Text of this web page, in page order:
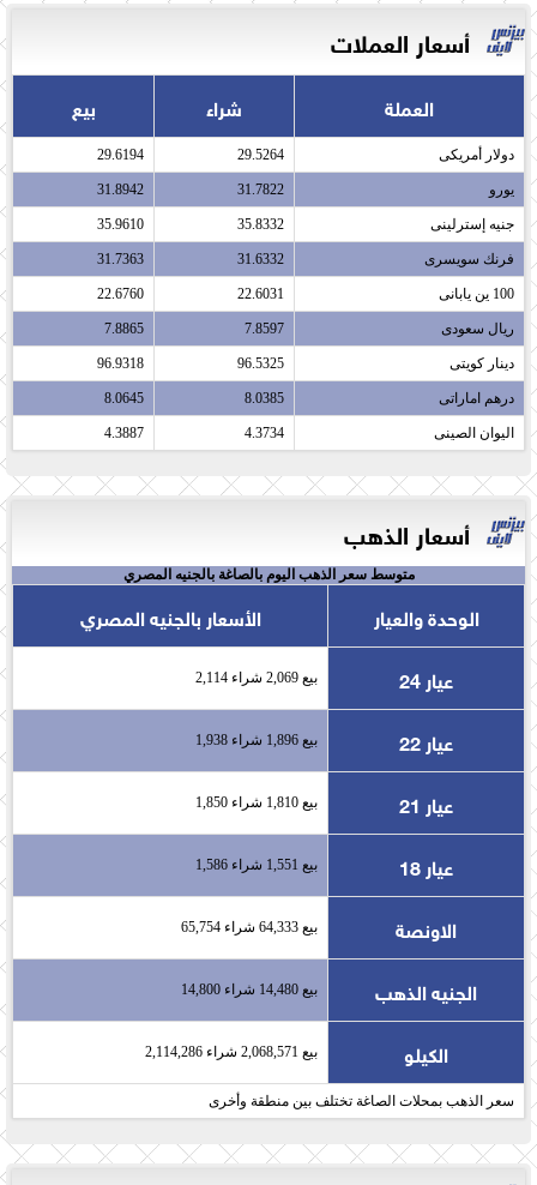
أسعار العملات
العملة شراء بيع
دولار أمريكى​ 29.5264
29.6194
يورو​ 31.7822
31.8942
جنيه إسترلينى​ 35.8332
35.9610
فرنك سويسرى​ 31.6332
31.7363
100 ين يابانى​ 22.6031
22.6760
ريال سعودى​ 7.8597
7.8865
دينار كويتى​ 96.5325
96.9318
درهم اماراتى​ 8.0385
8.0645
اليوان الصينى​ 4.3734
4.3887
أسعار الذهب
متوسط سعر الذهب اليوم بالصاغة بالجنيه المصري
الوحدة والعيار
الأسعار بالجنيه المصري
عيار 24
بيع 2,069 شراء 2,114
عيار 22 بيع 1,896 شراء 1,938
عيار 21 بيع 1,810 شراء 1,850
عيار 18 بيع 1,551 شراء 1,586
الاونصة بيع 64,333 شراء 65,754
الجنيه الذهب بيع 14,480 شراء 14,800
الكيلو بيع 2,068,571 شراء 2,114,286
سعر الذهب بمحلات الصاغة تختلف بين منطقة وأخرى